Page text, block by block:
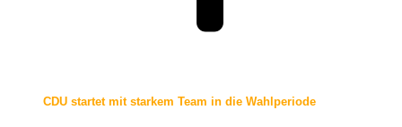
CDU startet mit starkem Team in die Wahlperiode